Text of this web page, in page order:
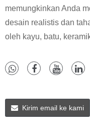
memungkinkan Anda
desain realistis dan
oleh kayu, batu,
Kirim email ke kami